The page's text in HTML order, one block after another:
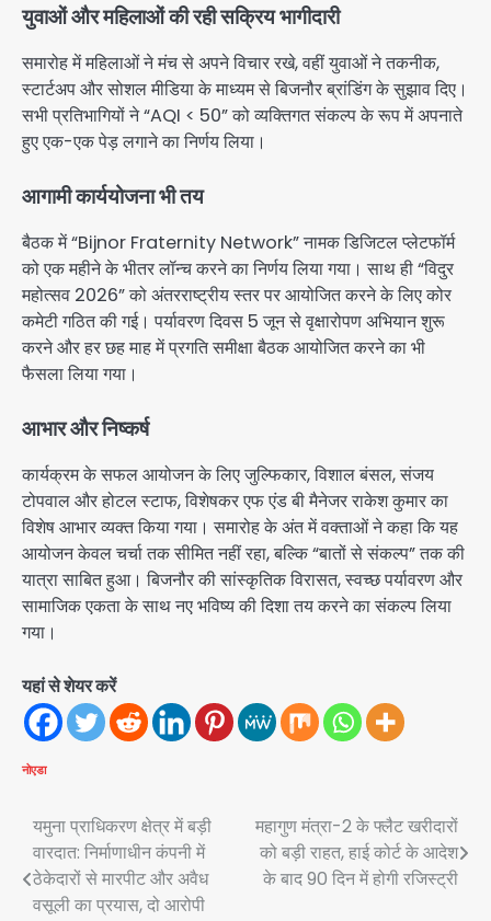
युवाओं और महिलाओं की रही सक्रिय भागीदारी
समारोह में महिलाओं ने मंच से अपने विचार रखे, वहीं युवाओं ने तकनीक,
स्टार्टअप और सोशल मीडिया के माध्यम से बिजनौर ब्रांडिंग के सुझाव दिए।
सभी प्रतिभागियों ने “AQI < 50” को व्यक्तिगत संकल्प के रूप में अपनाते
हुए एक-एक पेड़ लगाने का निर्णय लिया।
आगामी कार्ययोजना भी तय
बैठक में “Bijnor Fraternity Network” नामक डिजिटल प्लेटफॉर्म
को एक महीने के भीतर लॉन्च करने का निर्णय लिया गया। साथ ही “विदुर
महोत्सव 2026” को अंतरराष्ट्रीय स्तर पर आयोजित करने के लिए कोर
कमेटी गठित की गई। पर्यावरण दिवस 5 जून से वृक्षारोपण अभियान शुरू
करने और हर छह माह में प्रगति समीक्षा बैठक आयोजित करने का भी
फैसला लिया गया।
आभार और निष्कर्ष
कार्यक्रम के सफल आयोजन के लिए जुल्फिकार, विशाल बंसल, संजय
टोपवाल और होटल स्टाफ, विशेषकर एफ एंड बी मैनेजर राकेश कुमार का
विशेष आभार व्यक्त किया गया। समारोह के अंत में वक्ताओं ने कहा कि यह
आयोजन केवल चर्चा तक सीमित नहीं रहा, बल्कि “बातों से संकल्प” तक की
यात्रा साबित हुआ। बिजनौर की सांस्कृतिक विरासत, स्वच्छ पर्यावरण और
सामाजिक एकता के साथ नए भविष्य की दिशा तय करने का संकल्प लिया
गया।
यहां से शेयर करें
नोएडा
Post
navigation
यमुना प्राधिकरण क्षेत्र में बड़ी
वारदात: निर्माणाधीन कंपनी में
ठेकेदारों से मारपीट और अवैध
वसूली का प्रयास, दो आरोपी
महागुण मंत्रा-2 के फ्लैट खरीदारों
को बड़ी राहत, हाई कोर्ट के आदेश
के बाद 90 दिन में होगी रजिस्ट्री